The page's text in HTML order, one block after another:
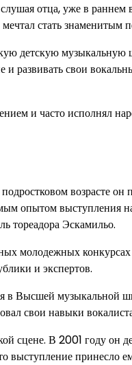
отца, уже в раннем
стать знаменитым
детскую
и развивать свои
и часто исполнял
возрасте
опытом выступления
тореадора Эскамильо.
молодежных конкурсах
и экспертов.
в Высшей музыкальной
свои навыки
сцене. В 2001 году он
выступление принесло